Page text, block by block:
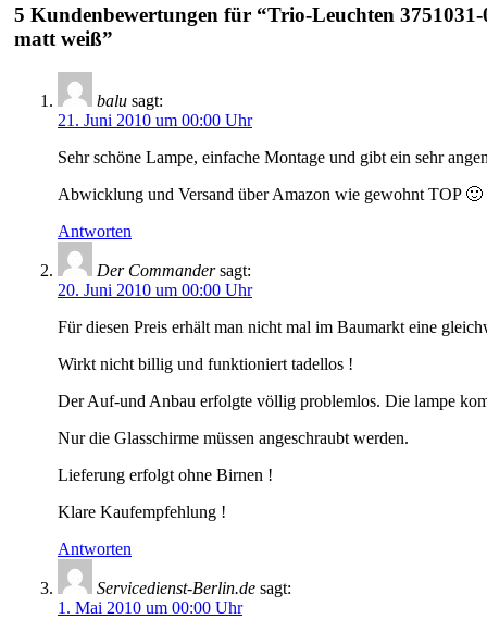
5 Kundenbewertungen für “Trio-Leuchten
matt weiß”
balu sagt:
21. Juni 2010 um 00:00 Uhr
Sehr schöne Lampe, einfache Montage und gibt ein sehr
Abwicklung und Versand über Amazon wie gewohnt TOP 🙂
Antworten
Der Commander sagt:
20. Juni 2010 um 00:00 Uhr
Für diesen Preis erhält man nicht mal im Baumarkt eine
Wirkt nicht billig und funktioniert tadellos !
Der Auf-und Anbau erfolgte völlig problemlos. Die lampe
Nur die Glasschirme müssen angeschraubt werden.
Lieferung erfolgt ohne Birnen !
Klare Kaufempfehlung !
Antworten
Servicedienst-Berlin.de sagt:
1. Mai 2010 um 00:00 Uhr